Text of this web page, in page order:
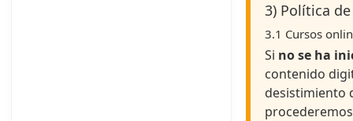
3) Política
3.1 Cursos
Si no se ha
contenido
desistimiento